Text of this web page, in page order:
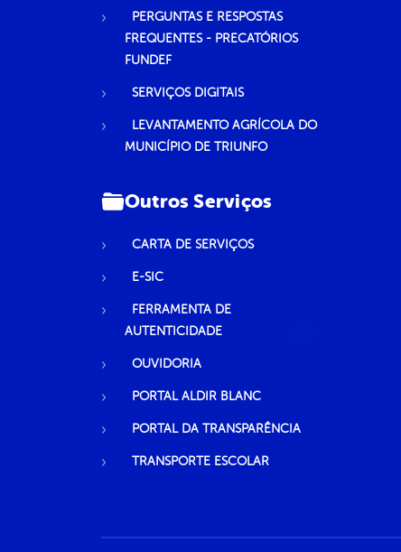
PERGUNTAS E RESPOSTAS
FREQUENTES - PRECATÓRIOS
FUNDEF
SERVIÇOS DIGITAIS
LEVANTAMENTO AGRÍCOLA DO
MUNICÍPIO DE TRIUNFO
Outros Serviços
CARTA DE SERVIÇOS
E-SIC
FERRAMENTA DE
AUTENTICIDADE
OUVIDORIA
PORTAL ALDIR BLANC
PORTAL DA TRANSPARÊNCIA
TRANSPORTE ESCOLAR